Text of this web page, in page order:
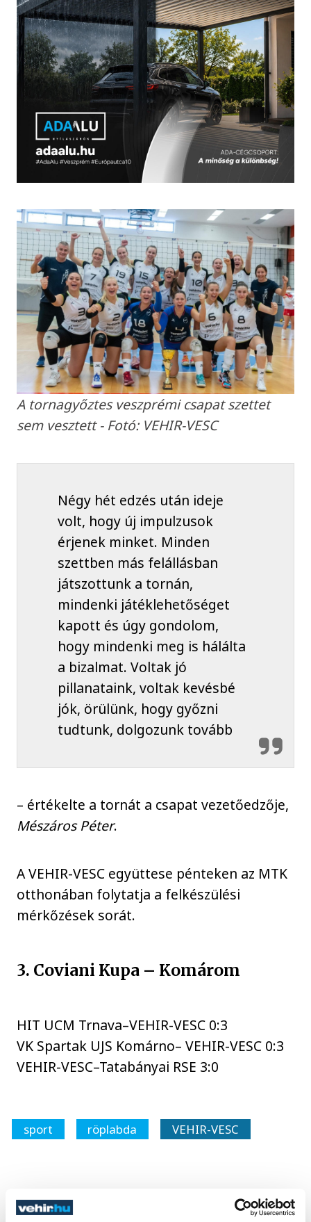
A tornagyőztes veszprémi csapat szettet
sem vesztett - Fotó: VEHIR-VESC
Négy hét edzés után ideje
volt, hogy új impulzusok
érjenek minket. Minden
szettben más felállásban
játszottunk a tornán,
mindenki játéklehetőséget
kapott és úgy gondolom,
hogy mindenki meg is hálálta
a bizalmat. Voltak jó
pillanataink, voltak kevésbé
jók, örülünk, hogy győzni
tudtunk, dolgozunk tovább
– értékelte a tornát a csapat vezetőedzője,
Mészáros Péter.
A VEHIR-VESC együttese pénteken az MTK
otthonában folytatja a felkészülési
mérkőzések sorát.
3. Coviani Kupa – Komárom
HIT UCM Trnava–VEHIR-VESC 0:3
VK Spartak UJS Komárno– VEHIR-VESC 0:3
VEHIR-VESC–Tatabányai RSE 3:0
sport röplabda VEHIR-VESC